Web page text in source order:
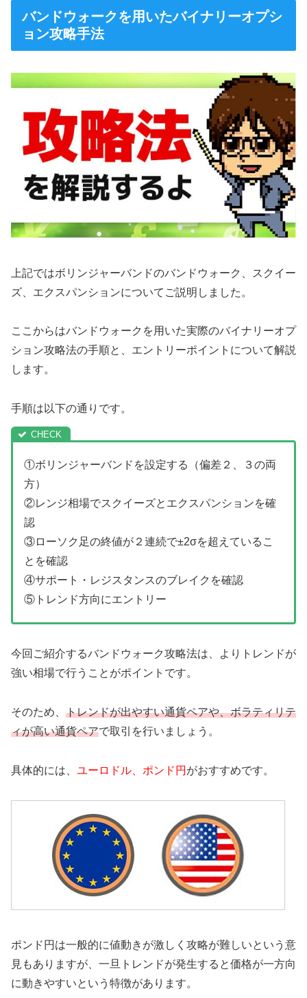
バンドウォークを用いたバイナリーオプシ
ョン攻略手法
上記ではボリンジャーバンドのバンドウォーク、スクイー
ズ、エクスパンションについてご説明しました。
ここからはバンドウォークを用いた実際のバイナリーオプ
ション攻略法の手順と、エントリーポイントについて解説
します。
手順は以下の通りです。
①ボリンジャーバンドを設定する（偏差２、３の両
方）
②レンジ相場でスクイーズとエクスパンションを確
認
③ローソク足の終値が２連続で±2σを超えているこ
とを確認
④サポート・レジスタンスのブレイクを確認
⑤トレンド方向にエントリー
今回ご紹介するバンドウォーク攻略法は、よりトレンドが
強い相場で行うことがポイントです。
そのため、 トレンドが出やすい通貨ペアや、ボラティリテ
ィが高い通貨ペアで取引を行いましょう。
具体的には、 ユーロドル、ポンド円 がおすすめです。
ポンド円は一般的に値動きが激しく攻略が難しいという意
見もありますが、一旦トレンドが発生すると価格が一方向
に動きやすいという特徴があります。